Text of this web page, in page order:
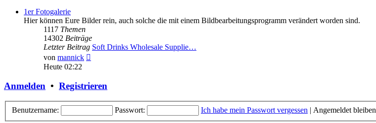
1er Fotogalerie
Hier können Eure Bilder rein, auch solche die mit einem Bildbearbeitungsprogramm verändert worden sind.
1117 Themen
14302 Beiträge
Letzter Beitrag Soft Drinks Wholesale Supplie…
von mannick
Heute 02:22
Anmelden • Registrieren
Benutzername: Passwort: Ich habe mein Passwort vergessen | Angemeldet bleiben